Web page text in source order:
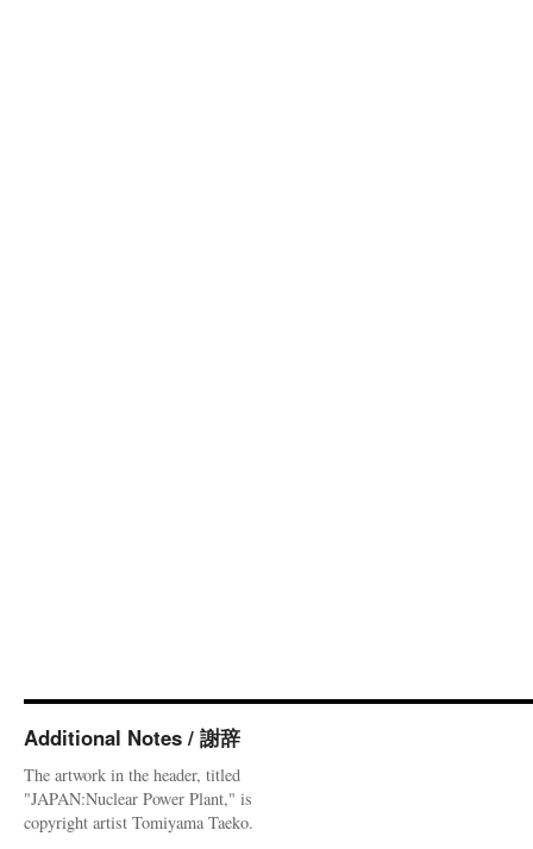
Additional Notes / 謝辞
The artwork in the header, titled
"JAPAN:Nuclear Power Plant," is
copyright artist Tomiyama Taeko.